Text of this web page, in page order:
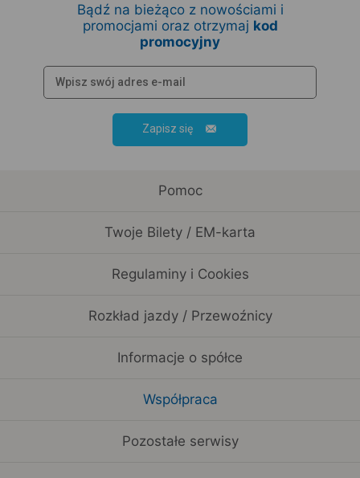
Bądź na bieżąco z nowościami i
promocjami oraz otrzymaj kod
promocyjny
Zapisz się
Pomoc
Twoje Bilety / EM-karta
Regulaminy i Cookies
Rozkład jazdy / Przewoźnicy
Informacje o spółce
Współpraca
Pozostałe serwisy